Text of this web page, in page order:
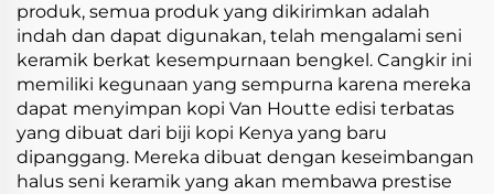
produk, semua produk yang dikirimkan adalah
indah dan dapat digunakan, telah mengalami seni
keramik berkat kesempurnaan bengkel. Cangkir ini
memiliki kegunaan yang sempurna karena mereka
dapat menyimpan kopi Van Houtte edisi terbatas
yang dibuat dari biji kopi Kenya yang baru
dipanggang. Mereka dibuat dengan keseimbangan
halus seni keramik yang akan membawa prestise